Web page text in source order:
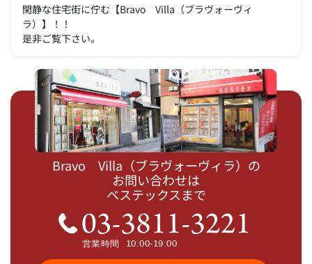
閑静な住宅街に佇む【Bravo Villa（ブラヴォーヴィ
ラ）】！！
是非ご覧下さい。
Bravo Villa（ブラヴォーヴィラ）の
お問い合わせは
ベステックスまで